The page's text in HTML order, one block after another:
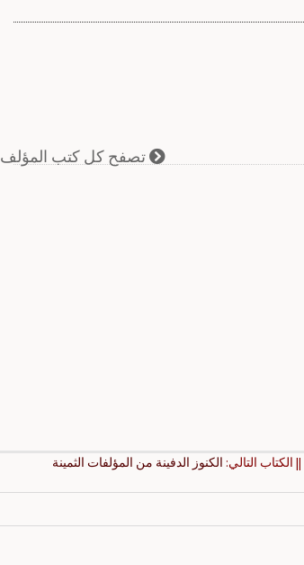
تصفح كل كتب المؤلف
|| الكتاب التالي: الكنوز الدفينة من المؤلفات الثمينة